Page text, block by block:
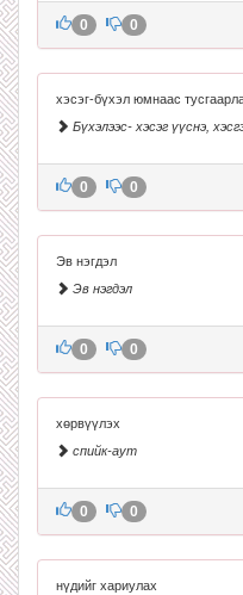
0 0
хэсэг-бүхэл юмнаас
Бүхэлээс- хэсэг үүснэ,
0 0
Эв нэгдэл
Эв нэгдэл
0 0
хөрвүүлэх
спийк-аут
0 0
нүдийг хариулах